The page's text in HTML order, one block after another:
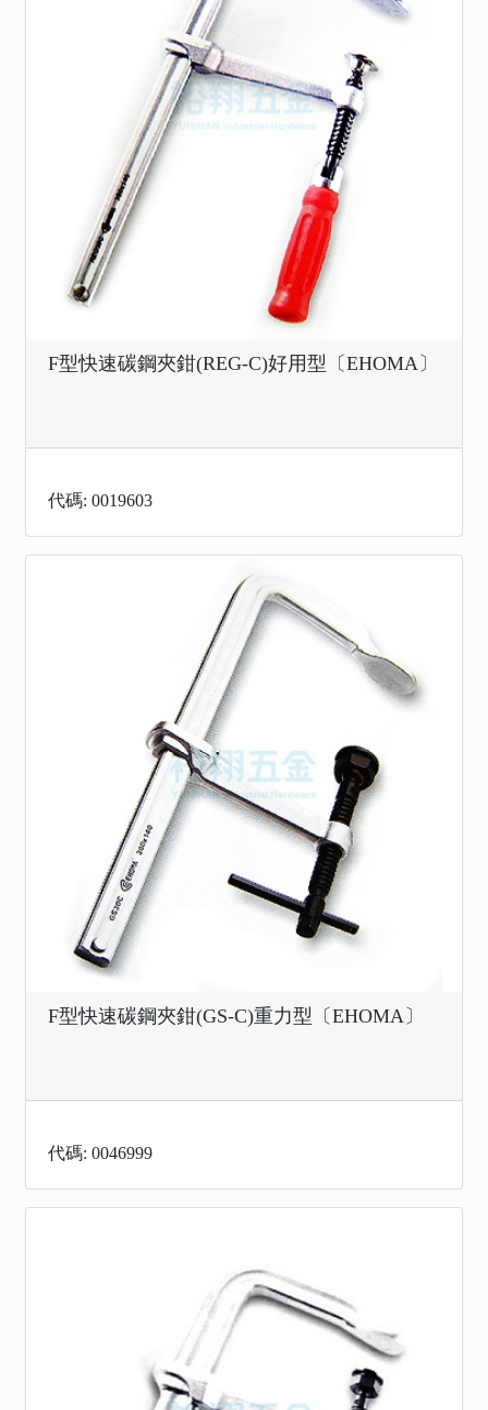
F型快速碳鋼夾鉗(REG-C)好用型〔EHOMA〕
代碼: 0019603
F型快速碳鋼夾鉗(GS-C)重力型〔EHOMA〕
代碼: 0046999